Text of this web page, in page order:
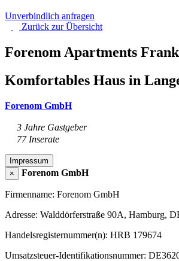
Unverbindlich anfragen
Zurück zurÜbersicht
Forenom Apartments
Komfortables Haus in
Forenom GmbH
3 Jahre Gastgeber
77 Inserate
Impressum
×
Forenom GmbH
Firmenname: Forenom GmbH
Adresse: Walddörferstraße 90A, Hamburg,
Handelsregisternummer(n): HRB 179674
Umsatzsteuer-Identifikationsnummer: